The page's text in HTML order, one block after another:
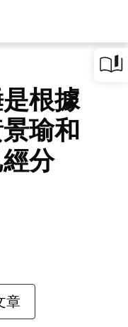
根據
瑜和
分
章